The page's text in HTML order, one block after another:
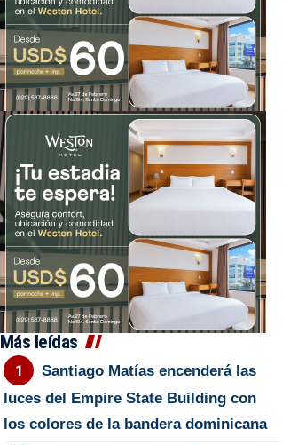
Más leídas
Santiago Matías encenderá las
luces del Empire State Building con
los colores de la bandera dominicana